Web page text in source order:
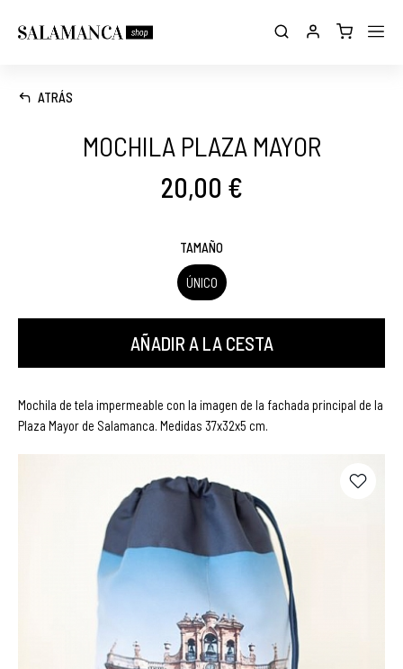
ATRÁS
MOCHILA PLAZA MAYOR
20,00 €
TAMAÑO
ÚNICO
AÑADIR A LA CESTA
Mochila de tela impermeable con la imagen de la fachada principal de la
Plaza Mayor de Salamanca. Medidas 37x32x5 cm.